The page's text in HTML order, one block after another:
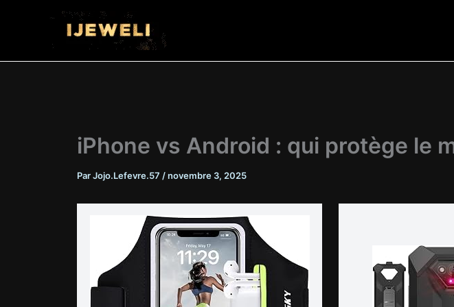
iPhone vs Android : qui protège le
ParJojo.Lefevre.57 /novembre 3, 2025